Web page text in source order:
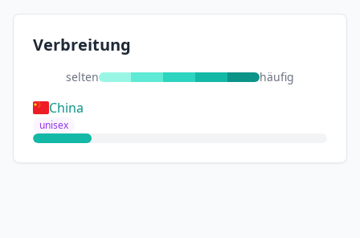
Verbreitung
selten häufig
China
unisex